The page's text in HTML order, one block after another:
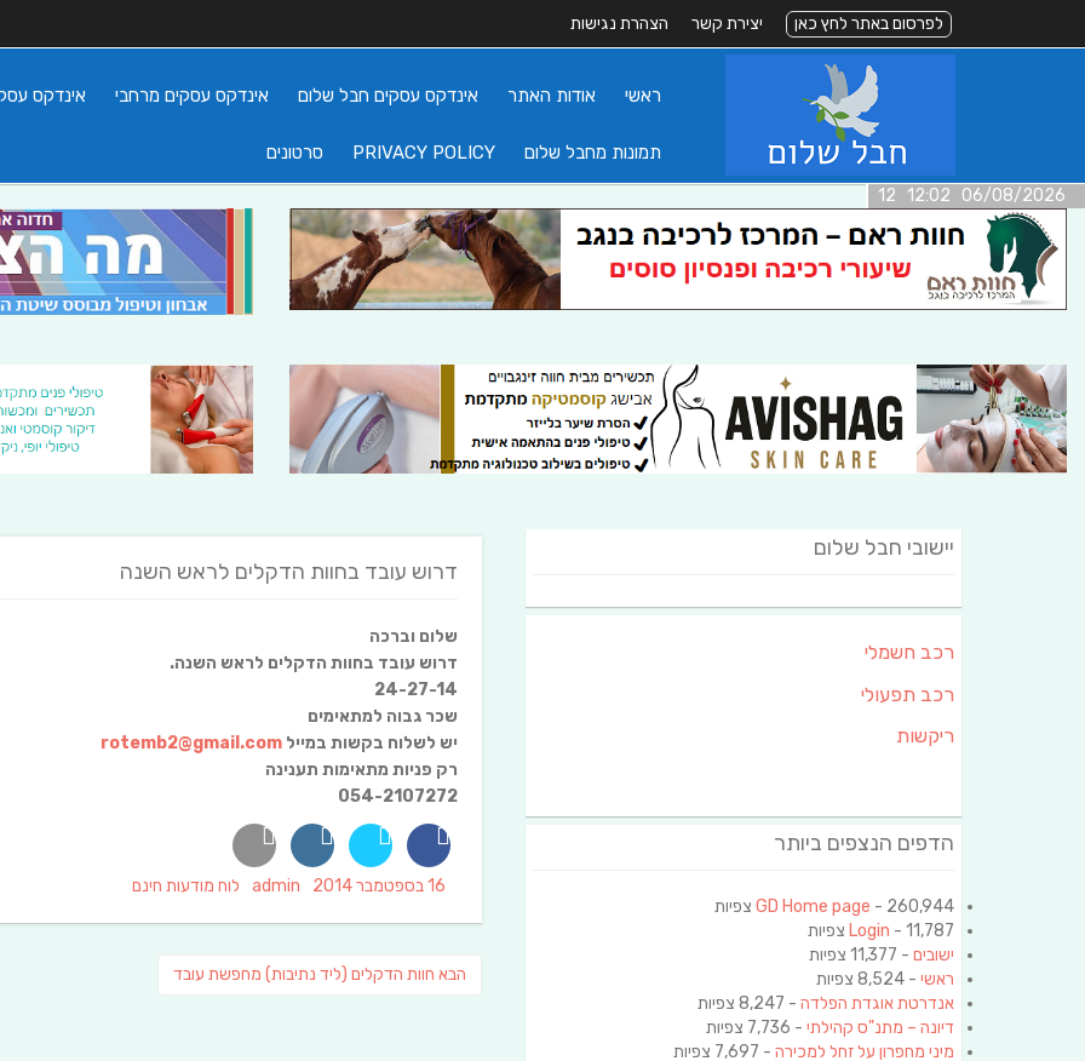
לפרסום באתר לחץ כאן יצירת קשר הצהרת נגישות
ראשי אודות האתר אינדקס עסקים חבל שלום אינדקס עסקים מרחבי אינדקס
תמונות מחבל שלום PRIVACY POLICY סרטונים
06/08/2026 12:02 12
דרוש עובד בחוות הדקלים לראש השנה
שלום וברכה
דרוש עובד בחוות הדקלים לראש השנה.
24-27-14
שכר גבוה למתאימים
יש לשלוח בקשות במייל rotemb2@gmail.com
רק פניות מתאימות תענינה
054-2107272
Posted
16 בספטמבר 2014 Author
admin
Categories
לוח מודעות חינם
הבא פוסט
חוות הדקלים (ליד נתיבות) מחפשת עובד
יישובי חבל שלום
רכב חשמלי
רכב תפעולי
ריקשות
הדפים הנצפים ביותר
GD Home page - 260,944 צפיות
Login - 11,787 צפיות
ישובים - 11,377 צפיות
ראשי - 8,524 צפיות
אנדרטת אוגדת הפלדה - 8,247 צפיות
דיונה – מתנ"ס קהילתי - 7,736 צפיות
מיני מחפרון על זחל למכירה - 7,697 צפיות